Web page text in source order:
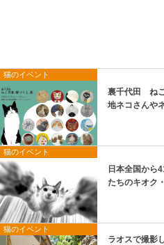
猫のイベント
裏千代田 ね
地ネコさんや
猫のイベント
日本全国から
たちのキオク
猫のイベント
ラオスで撮影